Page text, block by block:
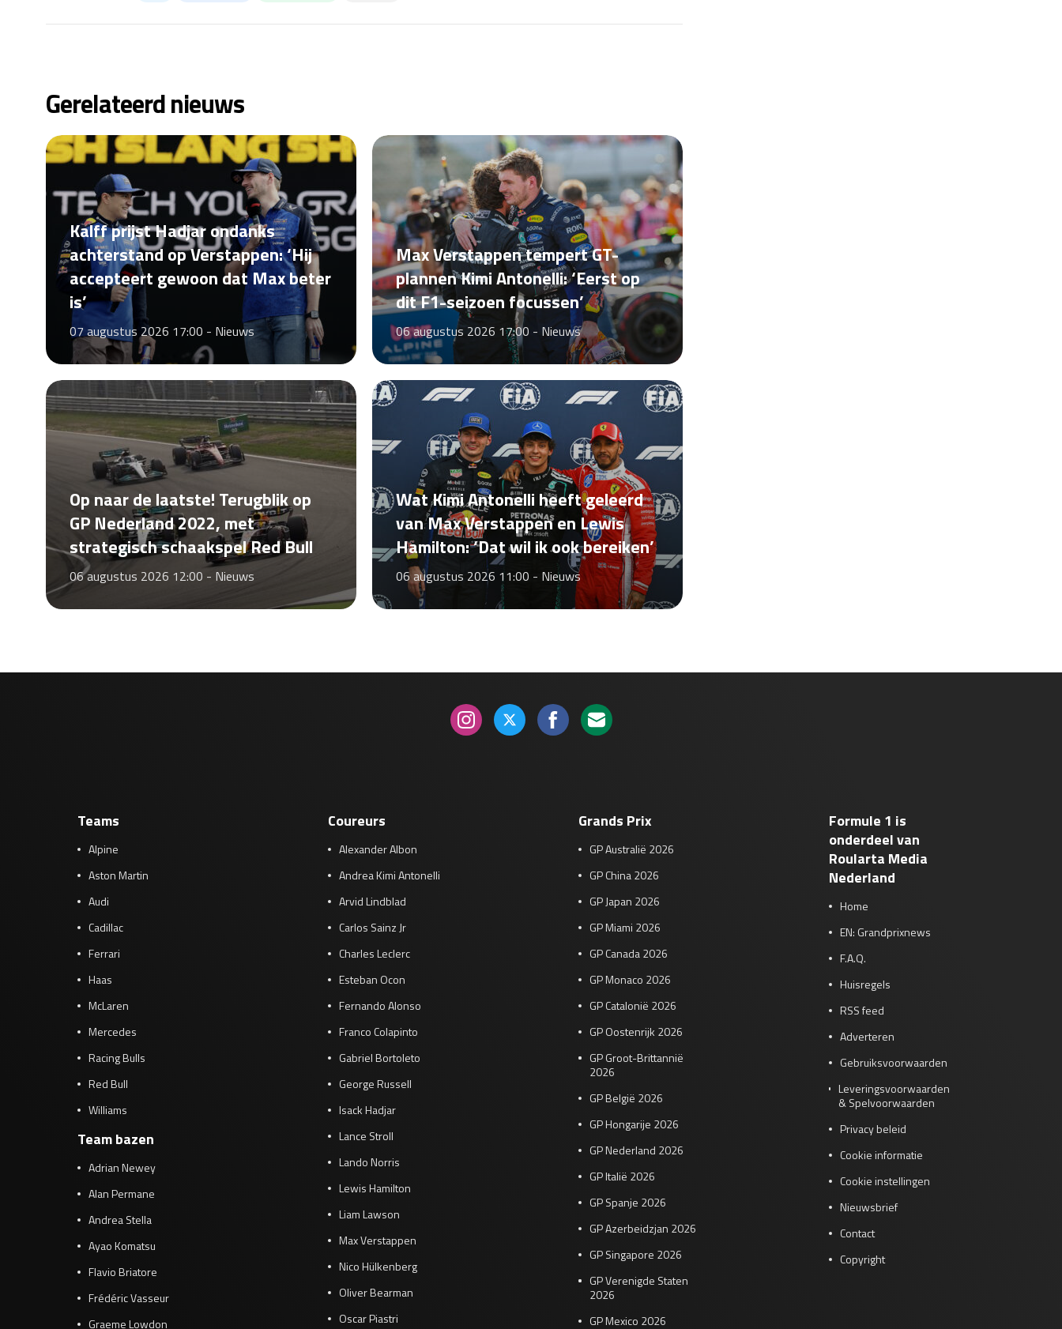
Gerelateerd nieuws
Kalff prijst Hadjar ondanks
achterstand op Verstappen: ‘Hij
accepteert gewoon dat Max beter
is’
07 augustus 2026 17:00 - Nieuws
Max Verstappen tempert GT-
plannen Kimi Antonelli: ‘Eerst op
dit F1-seizoen focussen’
06 augustus 2026 17:00 - Nieuws
Op naar de laatste! Terugblik op
GP Nederland 2022, met
strategisch schaakspel Red Bull
06 augustus 2026 12:00 - Nieuws
Wat Kimi Antonelli heeft geleerd
van Max Verstappen en Lewis
Hamilton: ‘Dat wil ik ook bereiken’
06 augustus 2026 11:00 - Nieuws
Teams
Alpine
Aston Martin
Audi
Cadillac
Ferrari
Haas
McLaren
Mercedes
Racing Bulls
Red Bull
Williams
Team bazen
Adrian Newey
Alan Permane
Andrea Stella
Ayao Komatsu
Flavio Briatore
Frédéric Vasseur
Graeme Lowdon
Coureurs
Alexander Albon
Andrea Kimi Antonelli
Arvid Lindblad
Carlos Sainz Jr
Charles Leclerc
Esteban Ocon
Fernando Alonso
Franco Colapinto
Gabriel Bortoleto
George Russell
Isack Hadjar
Lance Stroll
Lando Norris
Lewis Hamilton
Liam Lawson
Max Verstappen
Nico Hülkenberg
Oliver Bearman
Oscar Piastri
Grands Prix
GP Australië 2026
GP China 2026
GP Japan 2026
GP Miami 2026
GP Canada 2026
GP Monaco 2026
GP Catalonië 2026
GP Oostenrijk 2026
GP Groot-Brittannië
2026
GP België 2026
GP Hongarije 2026
GP Nederland 2026
GP Italië 2026
GP Spanje 2026
GP Azerbeidzjan 2026
GP Singapore 2026
GP Verenigde Staten
2026
GP Mexico 2026
Formule 1 is
onderdeel van
Roularta Media
Nederland
Home
EN: Grandprixnews
F.A.Q.
Huisregels
RSS feed
Adverteren
Gebruiksvoorwaarden
Leveringsvoorwaarden
& Spelvoorwaarden
Privacy beleid
Cookie informatie
Cookie instellingen
Nieuwsbrief
Contact
Copyright